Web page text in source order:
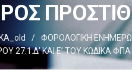
/ ΦΟΡΟΛΟΓΙΚΗ
27.1.Δ’ ΚΑΙ Ε’ ΤΟΥ ΚΩΔΙΚΑ